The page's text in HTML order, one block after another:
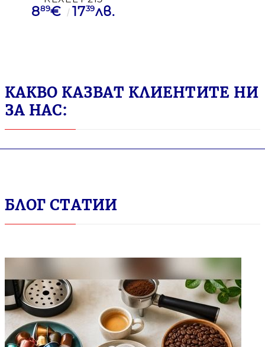
PREMIUM 15Л
889€ 1739лв.
КАКВО КАЗВАТ КЛИЕНТИТЕ НИ
ЗА НАС:
БЛОГ СТАТИИ